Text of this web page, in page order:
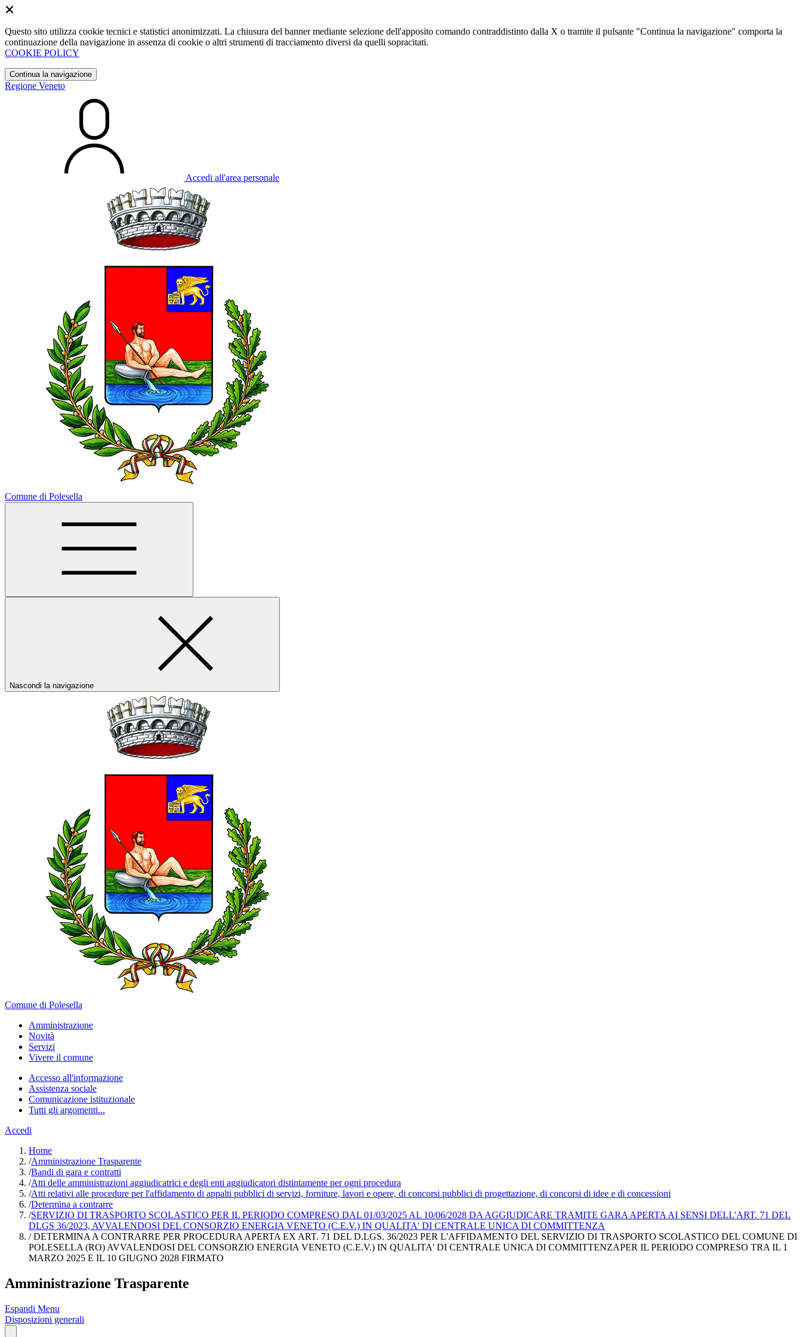
Questo sito utilizza cookie tecnici e statistici anonimizzati. La chiusura del banner mediante selezione dell'apposito comando contraddistinto dalla X o tramite il pulsante "Continua la navigazione" comporta la
continuazione della navigazione in assenza di cookie o altri strumenti di tracciamento diversi da quelli sopracitati.
COOKIE POLICY
Continua la navigazione
Regione Veneto
Accedi all'area personale
Comune di Polesella
Nascondi la navigazione
Comune di Polesella
Amministrazione
Novità
Servizi
Vivere il comune
Accesso all'informazione
Assistenza sociale
Comunicazione istituzionale
Tutti gli argomenti...
Accedi
Home
/Amministrazione Trasparente
/Bandi di gara e contratti
/Atti delle amministrazioni aggiudicatrici e degli enti aggiudicatori distintamente per ogni procedura
/Atti relativi alle procedure per l'affidamento di appalti pubblici di servizi, forniture, lavori e opere, di concorsi pubblici di progettazione, di concorsi di idee e di concessioni
/Determina a contrarre
/SERVIZIO DI TRASPORTO SCOLASTICO PER IL PERIODO COMPRESO DAL 01/03/2025 AL 10/06/2028 DA AGGIUDICARE TRAMITE GARA APERTA AI SENSI DELL'ART. 71 DEL
DLGS 36/2023, AVVALENDOSI DEL CONSORZIO ENERGIA VENETO (C.E.V.) IN QUALITA' DI CENTRALE UNICA DI COMMITTENZA
/DETERMINA A CONTRARRE PER PROCEDURA APERTA EX ART. 71 DEL D.LGS. 36/2023 PER L'AFFIDAMENTO DEL SERVIZIO DI TRASPORTO SCOLASTICO DEL COMUNE DI
POLESELLA (RO) AVVALENDOSI DEL CONSORZIO ENERGIA VENETO (C.E.V.) IN QUALITA' DI CENTRALE UNICA DI COMMITTENZAPER IL PERIODO COMPRESO TRA IL 1
MARZO 2025 E IL 10 GIUGNO 2028 FIRMATO
Amministrazione Trasparente
Espandi Menu
Disposizioni generali